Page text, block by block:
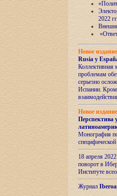
2022
Новое
Rusia y
Коллективная
проблемам
серьезно
Испании.
Новое
Перспектива
Монография
18 апреля
поворот в
Институте
Журнал